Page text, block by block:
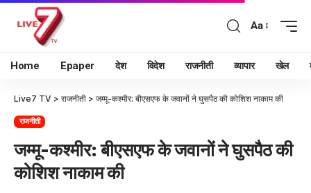
Aa
Home Epaper देश विदेश राजनीती व्यापार खेल
Live7 TV > राजनीती > जम्मू-कश्मीर: बीएसएफ के जवानों ने घुसपैठ की कोशिश नाकाम की
राजनीती
जम्मू-कश्मीर: बीएसएफ के जवानों ने घुसपैठ की
कोशिश नाकाम की